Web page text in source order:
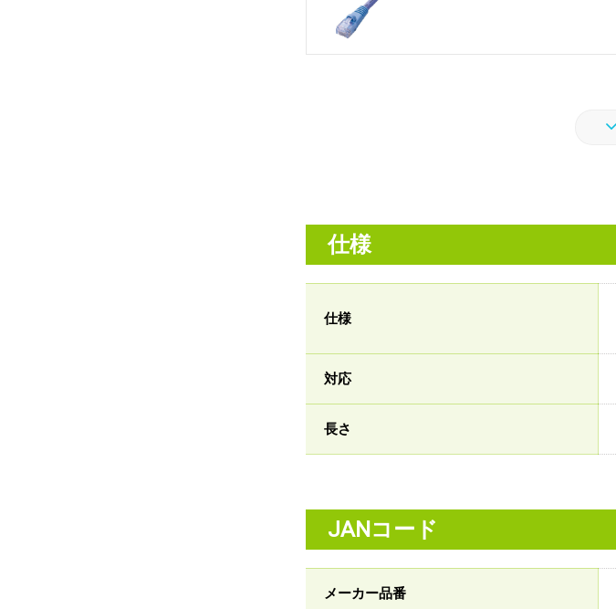
仕様
仕様
対応
長さ
JANコード
メーカー品番